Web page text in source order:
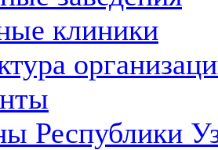
клиники
Республики